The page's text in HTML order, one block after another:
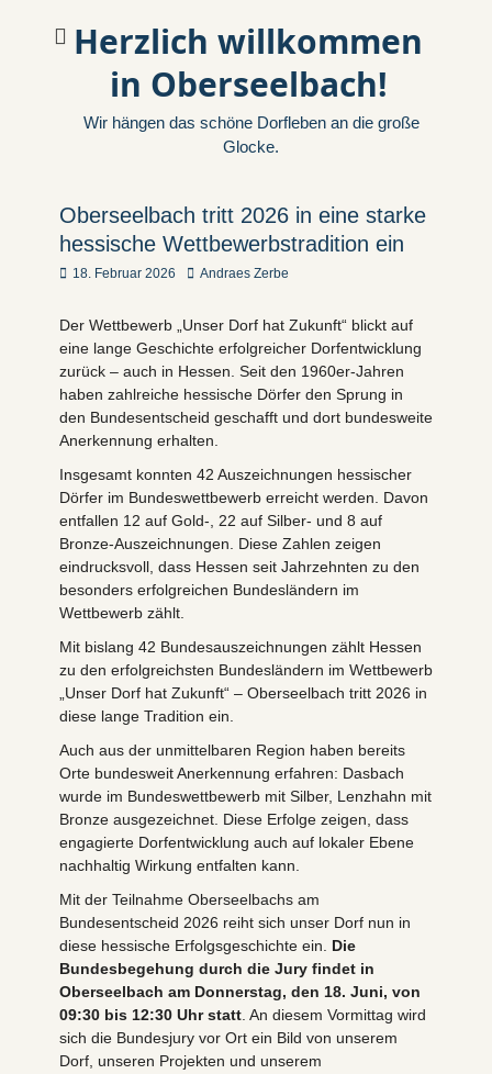
Herzlich willkommen
in Oberseelbach!
Wir hängen das schöne Dorfleben an die große
Glocke.
Oberseelbach tritt 2026 in eine starke
hessische Wettbewerbstradition ein
Veröffentlicht
18. Februar 2026 Autor
Andraes Zerbe
Der Wettbewerb „Unser Dorf hat Zukunft“ blickt auf
eine lange Geschichte erfolgreicher Dorfentwicklung
zurück – auch in Hessen. Seit den 1960er-Jahren
haben zahlreiche hessische Dörfer den Sprung in
den Bundesentscheid geschafft und dort bundesweite
Anerkennung erhalten.
Insgesamt konnten 42 Auszeichnungen hessischer
Dörfer im Bundeswettbewerb erreicht werden. Davon
entfallen 12 auf Gold-, 22 auf Silber- und 8 auf
Bronze-Auszeichnungen. Diese Zahlen zeigen
eindrucksvoll, dass Hessen seit Jahrzehnten zu den
besonders erfolgreichen Bundesländern im
Wettbewerb zählt.
Mit bislang 42 Bundesauszeichnungen zählt Hessen
zu den erfolgreichsten Bundesländern im Wettbewerb
„Unser Dorf hat Zukunft“ – Oberseelbach tritt 2026 in
diese lange Tradition ein.
Auch aus der unmittelbaren Region haben bereits
Orte bundesweit Anerkennung erfahren: Dasbach
wurde im Bundeswettbewerb mit Silber, Lenzhahn mit
Bronze ausgezeichnet. Diese Erfolge zeigen, dass
engagierte Dorfentwicklung auch auf lokaler Ebene
nachhaltig Wirkung entfalten kann.
Mit der Teilnahme Oberseelbachs am
Bundesentscheid 2026 reiht sich unser Dorf nun in
diese hessische Erfolgsgeschichte ein. Die
Bundesbegehung durch die Jury findet in
Oberseelbach am Donnerstag, den 18. Juni, von
09:30 bis 12:30 Uhr statt . An diesem Vormittag wird
sich die Bundesjury vor Ort ein Bild von unserem
Dorf, unseren Projekten und unserem